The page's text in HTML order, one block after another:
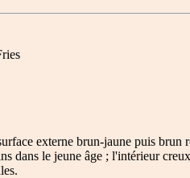
externe brun-jaune puis brun
dans le jeune âge ; l'intérieur